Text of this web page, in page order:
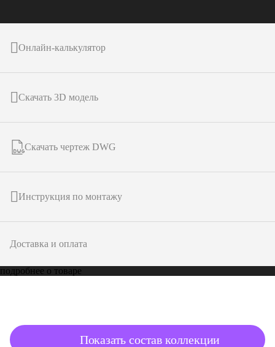
Онлайн-калькулятор
Скачать 3D модель
Скачать чертеж DWG
Инструкция по монтажу
Доставка и оплата
подробнее о товаре
Показать состав коллекции